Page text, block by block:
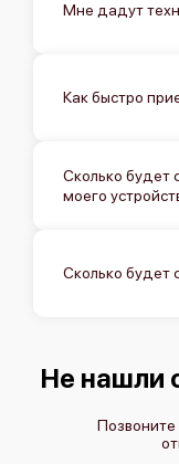
Мне дадут
Как быстро
Сколько будет
моего
Сколько будет
Не нашли